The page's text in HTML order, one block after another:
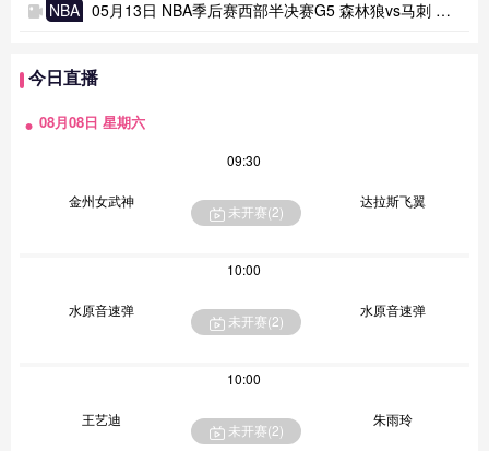
NBA 05月13日 NBA季后赛西部半决赛G5 森林狼vs马刺 全场录像及集锦
今日直播
08月08日 星期六
09:30
金州女武神 达拉斯飞翼
未开赛(2)
10:00
水原音速弹 水原音速弹
未开赛(2)
10:00
王艺迪 朱雨玲
未开赛(2)